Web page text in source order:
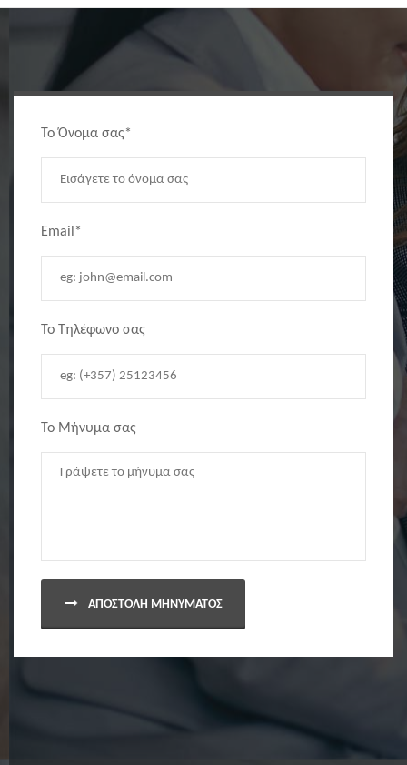
Το Όνομα σας*
Email*
Το Τηλέφωνο σας
Το Μήνυμα σας
ΑΠΟΣΤΟΛΗ ΜΗΝΥΜΑΤΟΣ